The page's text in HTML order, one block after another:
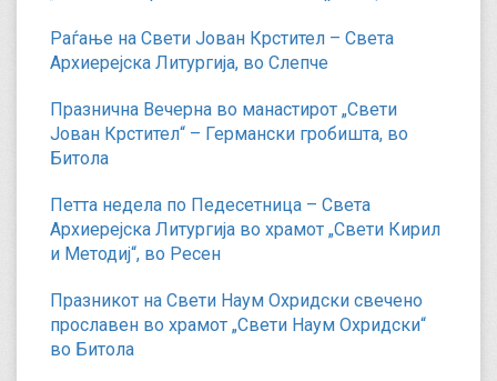
Раѓање на Свети Јован Крстител – Света
Архиерејска Литургија, во Слепче
Празнична Вечерна во манастирот „Свети
Јован Крстител“ – Германски гробишта, во
Битола
Петта недела по Педесетница – Света
Архиерејска Литургија во храмот „Свети Кирил
и Методиј“, во Ресен
Празникот на Свети Наум Охридски свечено
прославен во храмот „Свети Наум Охридски“
во Битола